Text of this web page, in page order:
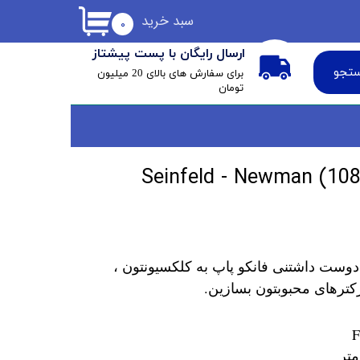
ارسال رایگان با پست پیشتاز
​برای سفارش های بالای 20 میلیون
تومان
۰ سبد خرید
داشتنی فانکو پاپ به کلکسیونتون ،
محبوبتون بسازین.